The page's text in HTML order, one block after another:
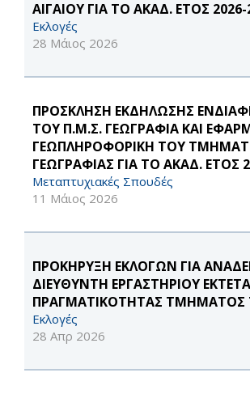
ΑΙΓΑΙΟΥ ΓΙΑ ΤΟ ΑΚΑΔ. ΕΤΟΣ 2026-
Εκλογές
28 Μάιος 2026
ΠΡΟΣΚΛΗΣΗ ΕΚΔΗΛΩΣΗΣ
ΤΟΥ Π.Μ.Σ. ΓΕΩΓΡΑΦΙΑ ΚΑΙ
ΓΕΩΠΛΗΡΟΦΟΡΙΚΗ ΤΟΥ
ΓΕΩΓΡΑΦΙΑΣ ΓΙΑ ΤΟ ΑΚΑΔ. ΕΤΟΣ
Μεταπτυχιακές Σπουδές
11 Μάιος 2026
ΠΡΟΚΗΡΥΞΗ ΕΚΛΟΓΩΝ ΓΙΑ
ΔΙΕΥΘΥΝΤΗ ΕΡΓΑΣΤΗΡΙΟΥ
ΠΡΑΓΜΑΤΙΚΟΤΗΤΑΣ ΤΜΗΜΑTOΣ
Εκλογές
28 Απρ 2026